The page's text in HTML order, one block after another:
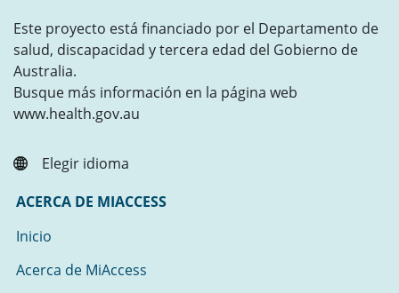
Este proyecto está financiado por el Departamento de
salud, discapacidad y tercera edad del Gobierno de
Australia.
Busque más información en la página web
www.health.gov.au
Elegir idioma
ACERCA DE MIACCESS
Inicio
Acerca de MiAccess